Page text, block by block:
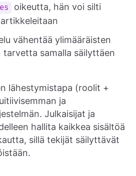
oikeutta, hän voi silti
vähentää ylimääräisten
tarvetta samalla säilyttäen
lähestymistapa (roolit +
ja
Julkaisijat ja
hallita kaikkea sisältöä
sillä tekijät säilyttävät